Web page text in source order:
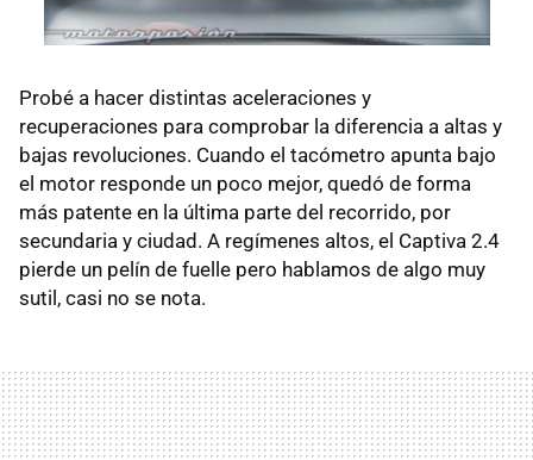
Probé a hacer distintas aceleraciones y
recuperaciones para comprobar la diferencia a altas y
bajas revoluciones. Cuando el tacómetro apunta bajo
el motor responde un poco mejor, quedó de forma
más patente en la última parte del recorrido, por
secundaria y ciudad. A regímenes altos, el Captiva 2.4
pierde un pelín de fuelle pero hablamos de algo muy
sutil, casi no se nota.